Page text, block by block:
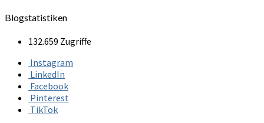
Blogstatistiken
132.659 Zugriffe
Instagram
LinkedIn
Facebook
Pinterest
TikTok